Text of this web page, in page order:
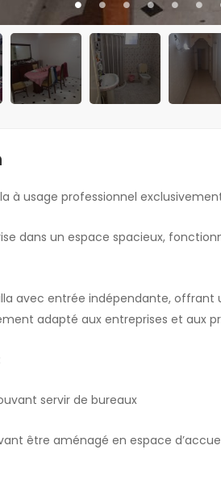
à usage professionnel
dans un espace spacieux,
avec entrée indépendante,
adapté aux entreprises et aux
servir de bureaux
être aménagé en espace
Aucun bien correspondant à
sélection n'a été trouvé.